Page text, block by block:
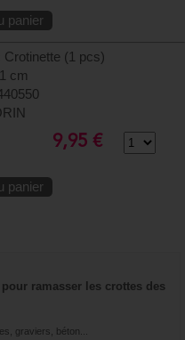
panier
Crotinette (1 pcs)
cm
9,95 €
panier
ramasser les crottes des
graviers, béton...